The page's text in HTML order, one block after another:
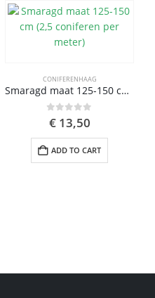
CONIFERENHAAG
Smaragd maat 125-150 cm (2,5 coniferen per meter)
0out of 5
€13,50
ADD TO CART